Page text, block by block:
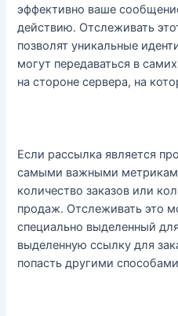
эффективно ваше
действию. Отслеживать
позволят уникальные
могут передаваться в
на стороне сервера, на
Если рассылка является
самыми важными
количество заказов или
продаж. Отслеживать это
специально выделенный
выделенную ссылку для
попасть другими